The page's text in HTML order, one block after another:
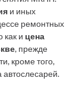
и иных
ремонтных
как и цена
, прежде
кроме того,
автослесарей.